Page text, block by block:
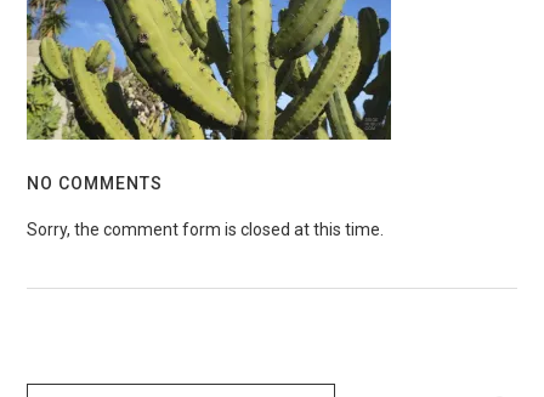
NO COMMENTS
Sorry, the comment form is closed at this time.